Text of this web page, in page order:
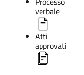
verbale
Atti
approvati